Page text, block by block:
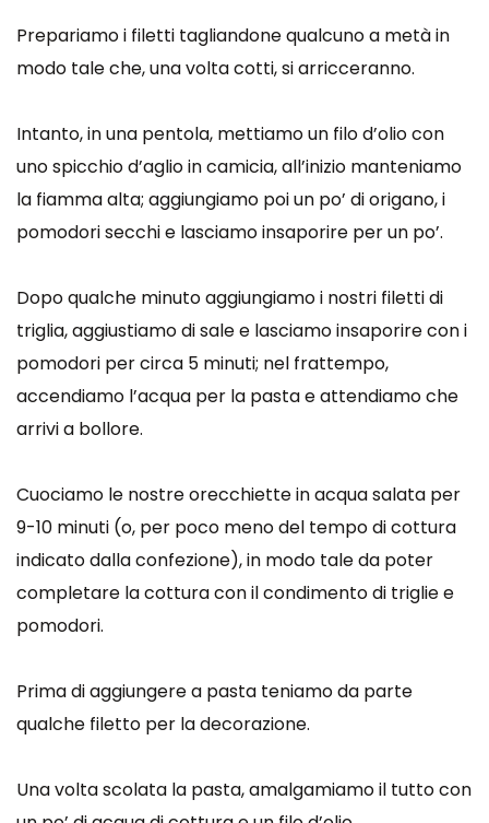
Prepariamo i filetti tagliandone qualcuno a metà in
modo tale che, una volta cotti, si arricceranno.
Intanto, in una pentola, mettiamo un filo d’olio con
uno spicchio d’aglio in camicia, all’inizio manteniamo
la fiamma alta; aggiungiamo poi un po’ di origano, i
pomodori secchi e lasciamo insaporire per un po’.
Dopo qualche minuto aggiungiamo i nostri filetti di
triglia, aggiustiamo di sale e lasciamo insaporire con i
pomodori per circa 5 minuti; nel frattempo,
accendiamo l’acqua per la pasta e attendiamo che
arrivi a bollore.
Cuociamo le nostre orecchiette in acqua salata per
9-10 minuti (o, per poco meno del tempo di cottura
indicato dalla confezione), in modo tale da poter
completare la cottura con il condimento di triglie e
pomodori.
Prima di aggiungere a pasta teniamo da parte
qualche filetto per la decorazione.
Una volta scolata la pasta, amalgamiamo il tutto con